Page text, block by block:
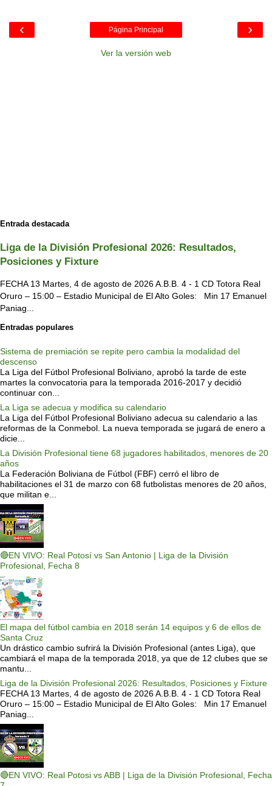
‹ ›
Página Principal
Ver la versión web
Entrada destacada
Liga de la División Profesional 2026: Resultados,
Posiciones y Fixture
FECHA 13 Martes, 4 de agosto de 2026 A.B.B. 4 - 1 CD Totora Real
Oruro – 15:00 – Estadio Municipal de El Alto Goles: Min 17 Emanuel
Paniag...
Entradas populares
Sistema de premiación se repite pero cambia la modalidad del
descenso
La Liga del Fútbol Profesional Boliviano, aprobó la tarde de este
martes la convocatoria para la temporada 2016-2017 y decidió
continuar con...
La Liga se adecua y modifica su calendario
La Liga del Fútbol Profesional Boliviano adecua su calendario a las
reformas de la Conmebol. La nueva temporada se jugará de enero a
dicie...
La División Profesional tiene 68 jugadores habilitados, menores de 20
años
La Federación Boliviana de Fútbol (FBF) cerró el libro de
habilitaciones el 31 de marzo con 68 futbolistas menores de 20 años,
que militan e...
🔴EN VIVO: Real Potosí vs San Antonio | Liga de la División
Profesional, Fecha 8
El mapa del fútbol cambia en 2018 serán 14 equipos y 6 de ellos de
Santa Cruz
Un drástico cambio sufrirá la División Profesional (antes Liga), que
cambiará el mapa de la temporada 2018, ya que de 12 clubes que se
mantu...
Liga de la División Profesional 2026: Resultados, Posiciones y Fixture
FECHA 13 Martes, 4 de agosto de 2026 A.B.B. 4 - 1 CD Totora Real
Oruro – 15:00 – Estadio Municipal de El Alto Goles: Min 17 Emanuel
Paniag...
🔴EN VIVO: Real Potosi vs ABB | Liga de la División Profesional, Fecha